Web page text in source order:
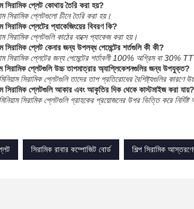
সিরামিক প্লেট কোথায় তৈরি করা হয়?
সিরামিক প্লেটগুলো চীনে তৈরি করা হয়।
সিরামিক প্লেটের প্যাকেজিংয়ের বিবরণ কি?
সিরামিক প্লেটগুলি কাঠের বাক্সে প্যাকেজ করা হয়।
সিরামিক প্লেট কেনার জন্য উপলব্ধ পেমেন্টের শর্তগুলি কী কী?
সিরামিক প্লেটের জন্য পেমেন্টের শর্তাবলী 100% অগ্রিম বা 30%
সিরামিক প্লেটগুলি উচ্চ তাপমাত্রার অ্যাপ্লিকেশনগুলির জন্য উপযুক্ত?
সিরামিক প্লেটগুলি তাদের তাপ প্রতিরোধের বৈশিষ্ট্যগুলির
সিরামিক প্লেটগুলি আকার এবং আকৃতির দিক থেকে কাস্টমাইজ করা যায়?
সিরামিক প্লেটগুলি গ্রাহকের প্রয়োজনের উপর ভিত্তি করে
সিরামিক রাবার কম্পোজিট বোর্ড শিল্প সিরামিক